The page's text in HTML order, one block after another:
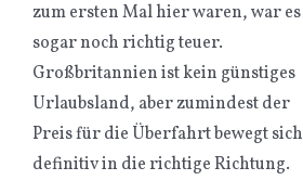
zum ersten Mal hier waren, war es
sogar noch richtig teuer.
Großbritannien ist kein günstiges
Urlaubsland, aber zumindest der
Preis für die Überfahrt bewegt sich
definitiv in die richtige Richtung.